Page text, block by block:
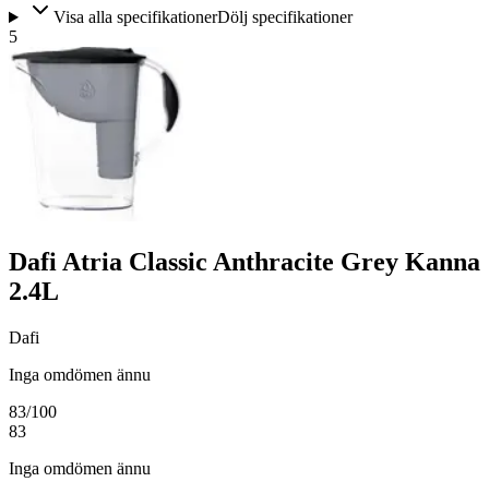
Visa alla specifikationerDölj specifikationer
5
Dafi Atria Classic Anthracite Grey Kanna
2.4L
Dafi
Inga omdömen ännu
83/100
83
Inga omdömen ännu